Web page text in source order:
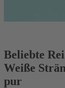
Beliebte
Weiße
pur